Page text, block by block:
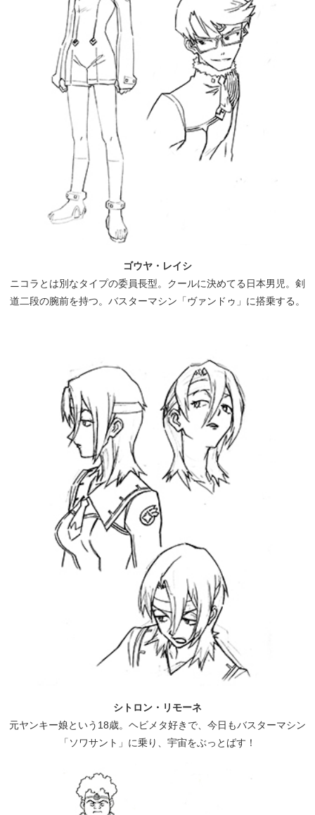
ゴウヤ・レイシ
ニコラとは別なタイプの委員長型。クールに決めてる日本男児。剣
道二段の腕前を持つ。バスターマシン「ヴァンドゥ」に搭乗する。
シトロン・リモーネ
元ヤンキー娘という18歳。ヘビメタ好きで、今日もバスターマシン
「ソワサント」に乗り、宇宙をぶっとばす！